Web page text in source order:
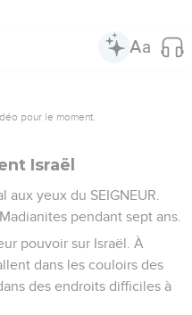
pour le moment.
Israël
yeux du SEIGNEUR.
pendant sept ans.
pouvoir sur Israël. À
dans les couloirs des
des endroits difficiles à